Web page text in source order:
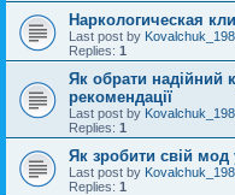
Наркологическая
Last post by
Replies: 1
Як обрати надійний
рекомендації
Last post by
Replies: 1
Як зробити свій мод
Last post by
Replies: 1